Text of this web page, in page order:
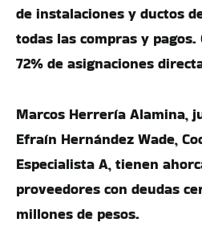
de instalaciones y ductos
todas las compras y
72% de asignaciones
Marcos Herrería Alamina,
Efraín Hernández Wade,
Especialista A, tienen
proveedores con deudas
millones de pesos.